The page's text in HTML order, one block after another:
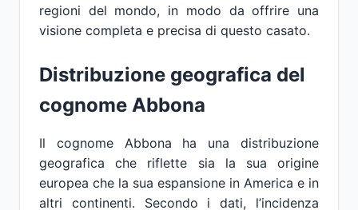
regioni del mondo, in modo da offrire una
visione completa e precisa di questo casato.
Distribuzione geografica del
cognome Abbona
Il cognome Abbona ha una distribuzione
geografica che riflette sia la sua origine
europea che la sua espansione in America e in
altri continenti. Secondo i dati, l’incidenza